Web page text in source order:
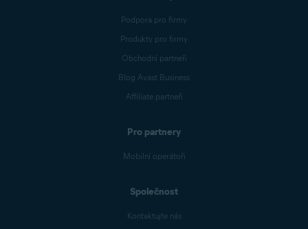
Podpora pro firmy
Produkty pro firmy
Obchodní partneři
Blog Avast Business
Affiliate partneři
Pro partnery
Mobilní operátoři
Společnost
Kontaktujte nás